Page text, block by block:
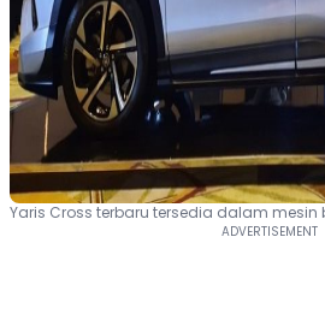
Yaris Cross terbaru tersedia dalam mesin